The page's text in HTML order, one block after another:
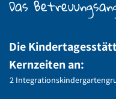
Das
Die
Kernzeiten an:
2